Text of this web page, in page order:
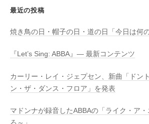
最近の投稿
焼き鳥の日・帽子の日・道の日「今日は何
『Let’s Sing: ABBA』― 最新コンテンツ
カーリー・レイ・ジェプセン、新曲「ドン
ン・ザ・ダンス・フロア」を発表
マドンナが録音したABBAの「ライク・ア